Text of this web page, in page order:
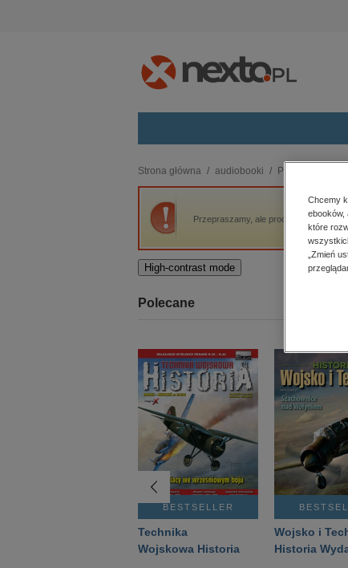
budownictwo, aranżacja wnętrz
biznesowe, branżowe, gospodarka
darmowe wydania
edukacja
kobiece, lifestyle, kultura
Strona główna audiobooki Psychologia
Przepraszamy, ale produkt „Rywale”
High-contrast mode
Polecane
BESTSELLER
Technika
Wojskowa Historia
Wojsko i
Historia
Chcemy
ebooków,
które
„Zmień